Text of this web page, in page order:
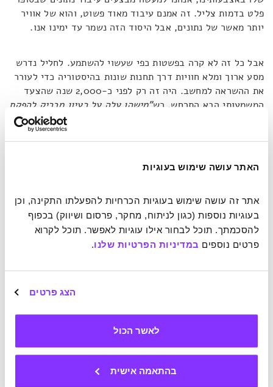
האתר עושה שימוש בעוגיות
פרטים נוספים במדיניות הפרטיות שלנו.
הצג פרטים
לאשר הכול
בהתאמה אישית
פלט בדמות צליל. זה אמנם עיבוד מאוד פשוט, והוא של אוויר
יותר מאשר של נתונים, אבל היסוד הזה נשמר עד ימינו אנו.
אבל כל זה לא קרה בפשטות כפי שעשוי להשתמע. לחליל נדרש
מסע ארוך ומלא חוויות דרך תחנות שונות בהיסטוריה כדי לעורר
את ההשראה למחשב. היה זה רק לפני כ-2,000 שנה שהצעד
המשמעותי הבא התרחש, כש"מישהו עלה על רעיון מבריק להפקת
צליל על-ידי לחיצה על מנופים קטנים, עם האצבעות, והמציא
. הייתה זו כמובן המצאת
הקשר בין המקלדת למחשב נראה לנו טבעי, אך למעשה הפריצה
המשמעותית בדרך לתכנות הגיעה ממסלול אחר.
"בשיא תור
שהונחו על גליל מסתובב. ואם רציתם שהמכונה תנגן שיר אחר,
שבמקום אצבעות על נקבים עשו הממציאים שימוש במכניקה
ואוטומציה."המכשיר הזה היה ראשון מסוגו", מסביר ג'ונסון,
. הוא מדגיש כי הסיבה להמצאתו לא
הייתה כורח אלא ההנאה הצרופה שבמוזיקה.